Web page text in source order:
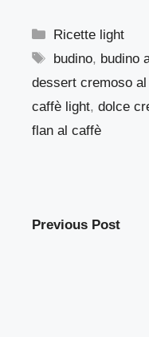
Categorie
Ricette light
Tag
budino, budino
dessert cremoso
caffè light, dolce
flan al caffè
Previous Post